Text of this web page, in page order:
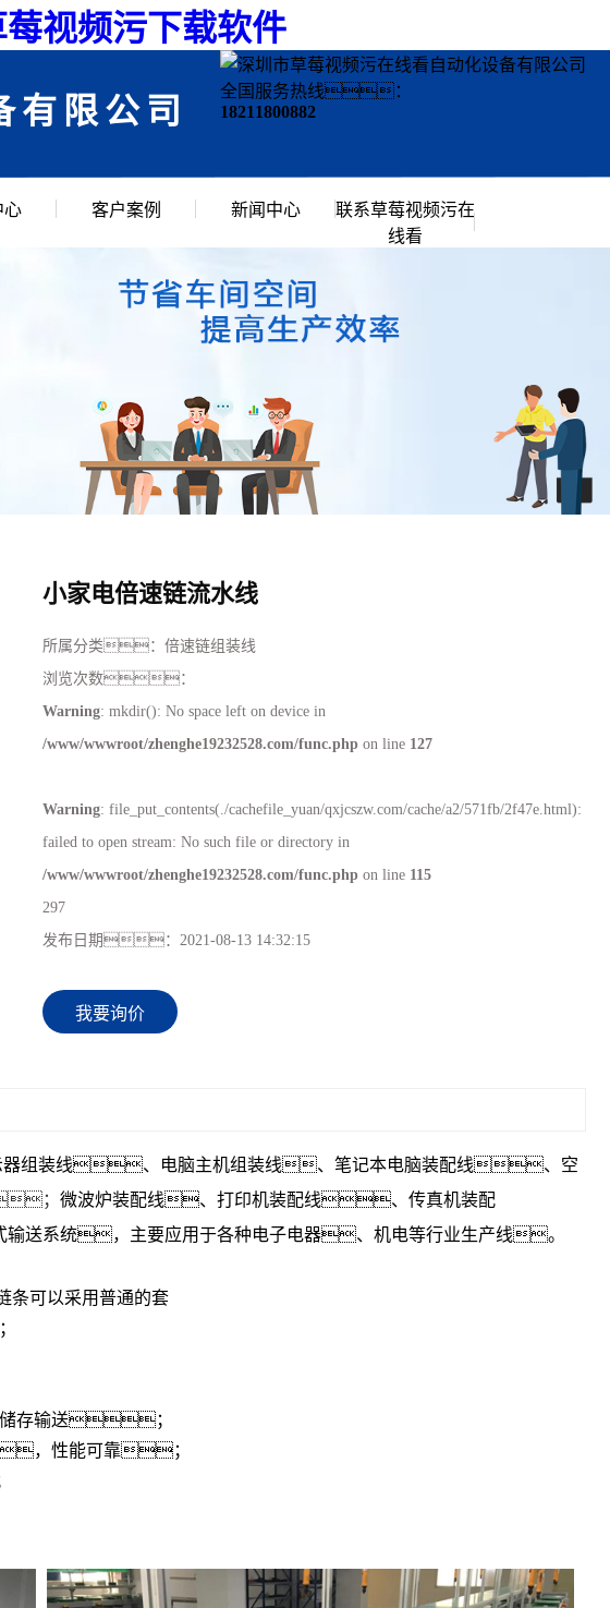
视频污下载软件
有限公司
全国服务热线：
18211800882
心
显示器老化装配线
倍速链组装线
滚筒输送线
链输送线
客户案例 新闻中心
行业资讯
常见问题
公司新闻
联系草莓视频污在
线看
小家电倍速链流水线
所属分类： 倍速链组装线
浏览次数：
Warning: mkdir(): No space left on device in
/www/wwwroot/zhenghe19232528.com/func.phpon line 127
Warning: file_put_contents(./cachefile_yuan/qxjcszw.com/cache/a2/571fb/2f47e.html):
failed to open stream: No such file or directory in
/www/wwwroot/zhenghe19232528.com/func.phpon line 115
297
发布日期： 2021-08-13 14:32:15
我要询价
组装线、电脑主机组装线、笔记本电脑装配线、空
；微波炉装配线、打印机装配线、传真机装配
输送系统，主要应用于各种电子电器、机电等行业生产线。
可以采用普通的套
储存输送；
，性能可靠；